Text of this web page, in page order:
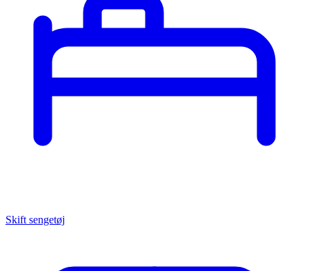
Skift sengetøj